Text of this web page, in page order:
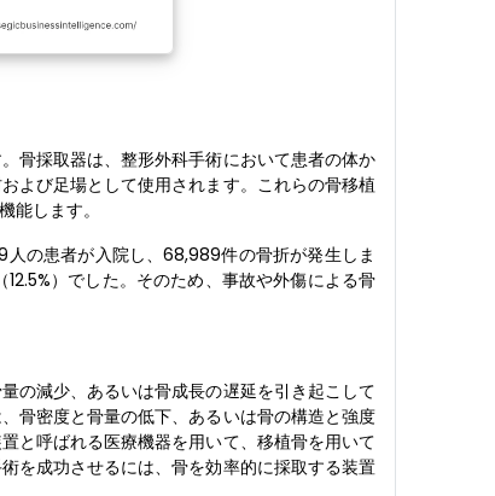
骨採取器は、整形外科手術において患者の体か
よび足場として使用されます。これらの骨移植
能します。
の患者が入院し、68,989件の骨折が発生しま
）でした。そのため、事故や外傷による骨
の減少、あるいは骨成長の遅延を引き起こして
骨密度と骨量の低下、あるいは骨の構造と強度
と呼ばれる医療機器を用いて、移植骨を用いて
を成功させるには、骨を効率的に採取する装置